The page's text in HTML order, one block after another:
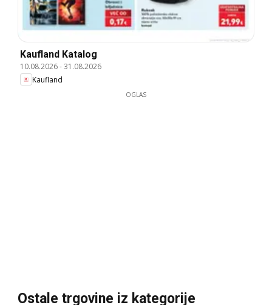
Kaufland Katalog
10.08.2026-31.08.2026
Kaufland
OGLAS
Ostale trgovine iz kategorije